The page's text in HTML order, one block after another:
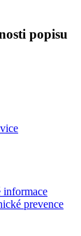
popisu
informace
prevence